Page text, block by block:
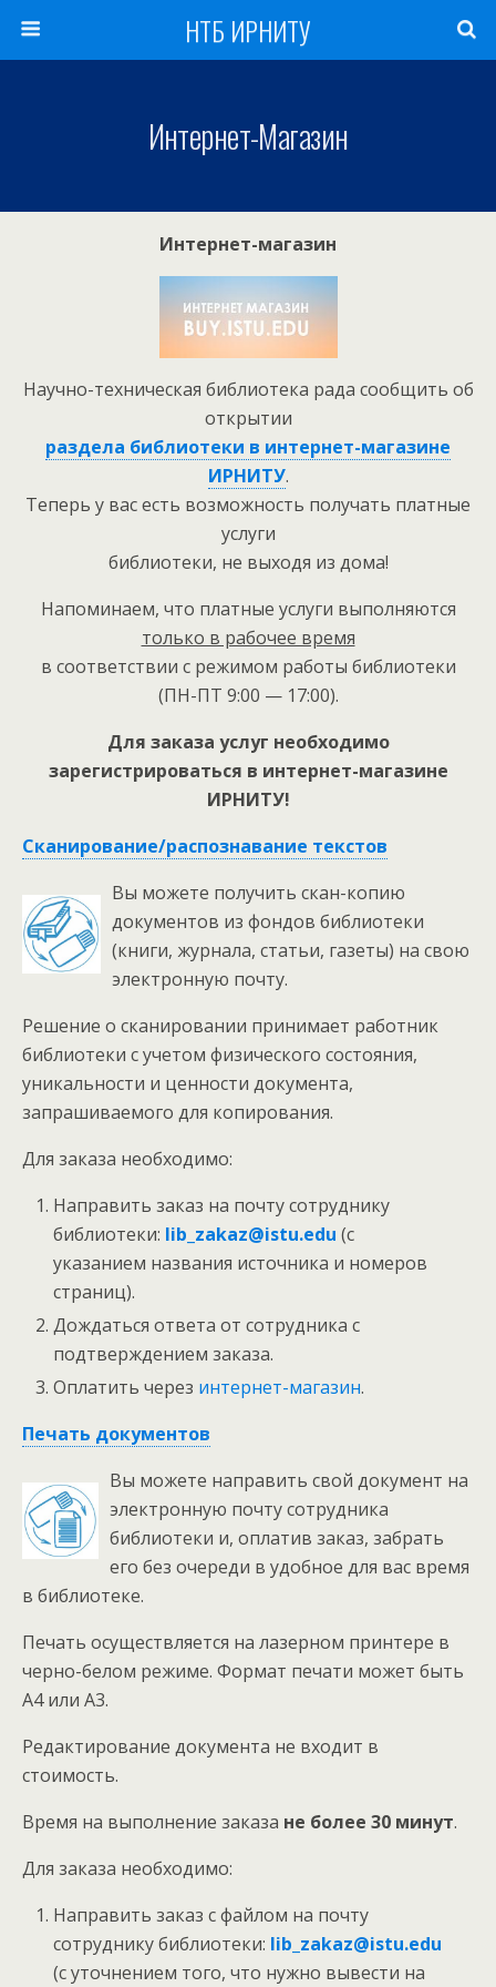
НТБ ИРНИТУ
Интернет-Магазин
Интернет-магазин
Научно-техническая библиотека рада сообщить об
открытии
раздела библиотеки в интернет-магазине
ИРНИТУ.
Теперь у вас есть возможность получать платные
услуги
библиотеки, не выходя из дома!
Напоминаем, что платные услуги выполняются
только в рабочее время
в соответствии с режимом работы библиотеки
(ПН-ПТ 9:00 — 17:00).
Для заказа услуг необходимо
зарегистрироваться в интернет-магазине
ИРНИТУ!
Сканирование/распознавание текстов
Вы можете получить скан-копию
документов из фондов библиотеки
(книги, журнала, статьи, газеты) на свою
электронную почту.
Решение о сканировании принимает работник
библиотеки с учетом физического состояния,
уникальности и ценности документа,
запрашиваемого для копирования.
Для заказа необходимо:
Направить заказ на почту сотруднику
библиотеки: lib_zakaz@istu.edu (с
указанием названия источника и номеров
страниц).
Дождаться ответа от сотрудника с
подтверждением заказа.
Оплатить через интернет-магазин.
Печать документов
Вы можете направить свой документ на
электронную почту сотрудника
библиотеки и, оплатив заказ, забрать
его без очереди в удобное для вас время
в библиотеке.
Печать осуществляется на лазерном принтере в
черно-белом режиме. Формат печати может быть
А4 или А3.
Редактирование документа не входит в
стоимость.
Время на выполнение заказа не более 30 минут.
Для заказа необходимо:
Направить заказ с файлом на почту
сотруднику библиотеки: lib_zakaz@istu.edu
(с уточнением того, что нужно вывести на